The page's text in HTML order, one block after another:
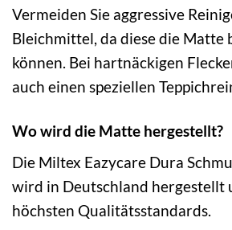
Vermeiden Sie aggressive
Bleichmittel, da diese die Matte
können. Bei hartnäckigen
auch einen speziellen
Wo wird die Matte hergestellt?
Die Miltex Eazycare Dura
wird in Deutschland hergestellt
höchsten Qualitätsstandards.